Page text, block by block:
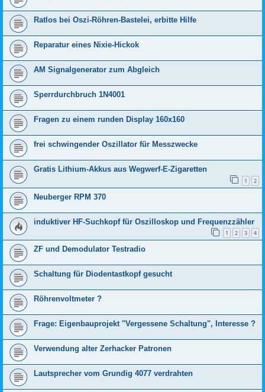
Ratlos bei Oszi-Röhren-Bastelei, erbitte Hilfe
Reparatur eines Nixie-Hickok
AM Signalgenerator zum Abgleich
Sperrdurchbruch 1N4001
Fragen zu einem runden Display 160x160
frei schwingender Oszillator für Messzwecke
Gratis Lithium-Akkus aus Wegwerf-E-Zigaretten
1 2
Neuberger RPM 370
induktiver HF-Suchkopf für Oszilloskop und Frequenzzähler
1 2 3 4
ZF und Demodulator Testradio
Schaltung für Diodentastkopf gesucht
Röhrenvoltmeter ?
Frage: Eigenbauprojekt "Vergessene Schaltung", Interesse ?
Verwendung alter Zerhacker Patronen
Lautsprecher vom Grundig 4077 verdrahten